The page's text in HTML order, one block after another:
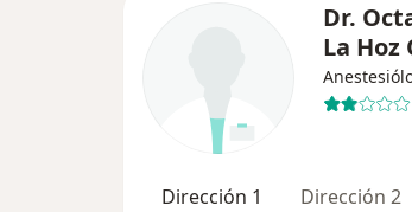
Dr.
La Hoz
Dirección 1 Dirección 2